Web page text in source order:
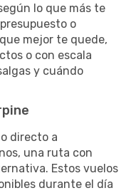
lo que más te
o
mejor te quede,
o con escala
y cuándo
directo a
una ruta con
Estos vuelos
durante el día